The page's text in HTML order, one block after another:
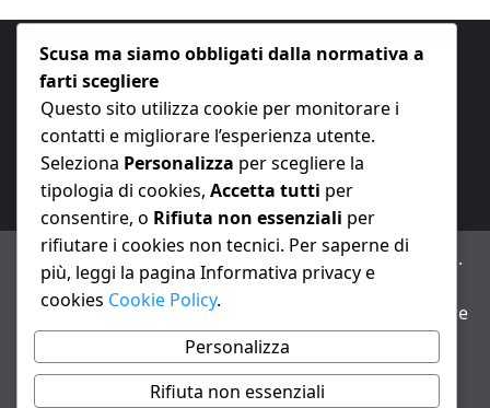
E-mail:redazione@nuovaeconomia.it
ANNO XXIII – Testata giornalistica reg. Trib. Milano n.
487 del 20/9/2002 – Dir. resp. Andrea Fiorini
Avviso IA: alcuni articoli di questo sito possono essere
realizzati con il supporto di sistemi di intelligenza
artificiale con supervisione e verifica di un redattore
Informativa privacy e cookie
Scusa ma siamo obbligati dalla normativa a
farti scegliere
Questo sito utilizza cookie per monitorare i
contatti e migliorare l’esperienza utente.
Seleziona Personalizza per scegliere la
tipologia di cookies, Accetta tutti per
consentire, o Rifiuta non essenziali per
rifiutare i cookies non tecnici. Per saperne di
più, leggi la pagina Informativa privacy e
cookies Cookie Policy.
Personalizza
Rifiuta non essenziali